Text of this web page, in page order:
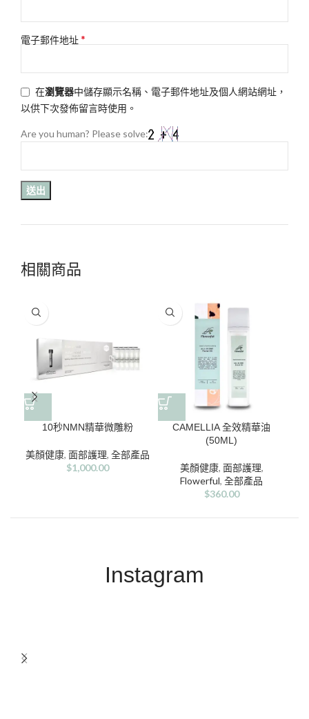
電子郵件地址*
在瀏覽器中儲存顯示名稱、電子郵件地址及個人網站網址，
以供下次發佈留言時使用。
Are you human? Please solve:
相關商品
10秒NMN精華微雕粉
美顏健康, 面部護理, 全部產品
$1,000.00
CAMELLIA 全效精華油
(50ML)
美顏健康, 面部護理,
Flowerful, 全部產品
$360.00
Instagram